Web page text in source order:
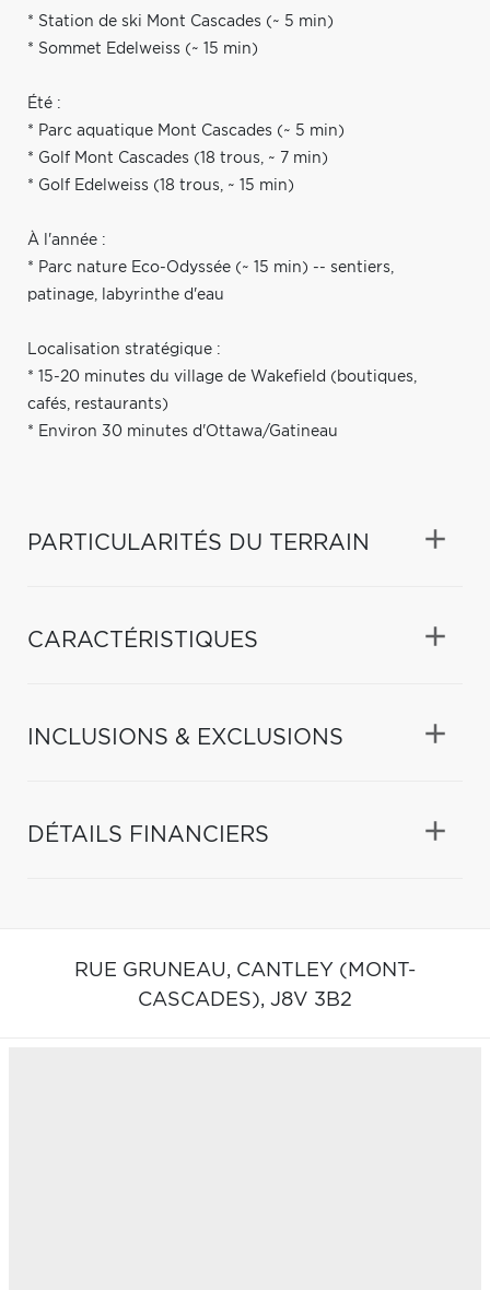
* Station de ski Mont Cascades (~ 5 min)
* Sommet Edelweiss (~ 15 min)
Été :
* Parc aquatique Mont Cascades (~ 5 min)
* Golf Mont Cascades (18 trous, ~ 7 min)
* Golf Edelweiss (18 trous, ~ 15 min)
À l'année :
* Parc nature Eco-Odyssée (~ 15 min) -- sentiers,
patinage, labyrinthe d'eau
Localisation stratégique :
* 15-20 minutes du village de Wakefield (boutiques,
cafés, restaurants)
* Environ 30 minutes d'Ottawa/Gatineau
PARTICULARITÉS DU TERRAIN
CARACTÉRISTIQUES
INCLUSIONS & EXCLUSIONS
DÉTAILS FINANCIERS
RUE GRUNEAU, CANTLEY (MONT-
CASCADES), J8V 3B2